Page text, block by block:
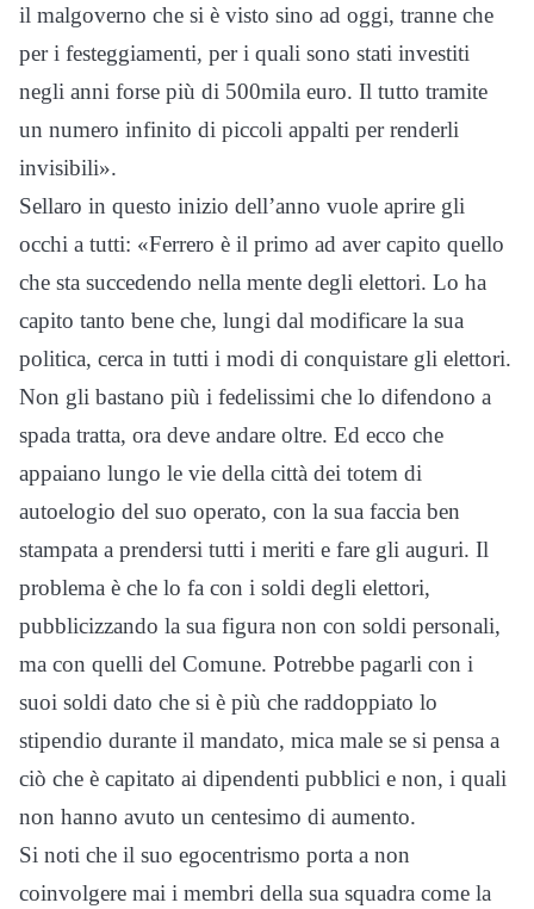
il malgoverno che si è visto sino ad oggi, tranne che
per i festeggiamenti, per i quali sono stati investiti
negli anni forse più di 500mila euro. Il tutto tramite
un numero infinito di piccoli appalti per renderli
invisibili».
Sellaro in questo inizio dell’anno vuole aprire gli
occhi a tutti: «Ferrero è il primo ad aver capito quello
che sta succedendo nella mente degli elettori. Lo ha
capito tanto bene che, lungi dal modificare la sua
politica, cerca in tutti i modi di conquistare gli elettori.
Non gli bastano più i fedelissimi che lo difendono a
spada tratta, ora deve andare oltre. Ed ecco che
appaiano lungo le vie della città dei totem di
autoelogio del suo operato, con la sua faccia ben
stampata a prendersi tutti i meriti e fare gli auguri. Il
problema è che lo fa con i soldi degli elettori,
pubblicizzando la sua figura non con soldi personali,
ma con quelli del Comune. Potrebbe pagarli con i
suoi soldi dato che si è più che raddoppiato lo
stipendio durante il mandato, mica male se si pensa a
ciò che è capitato ai dipendenti pubblici e non, i quali
non hanno avuto un centesimo di aumento.
Si noti che il suo egocentrismo porta a non
coinvolgere mai i membri della sua squadra come la